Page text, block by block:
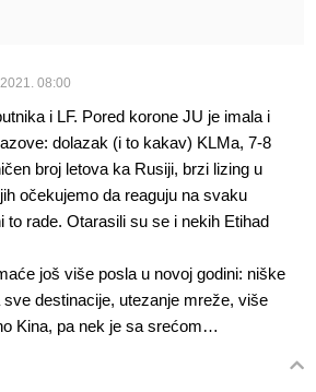
08:00
i LF. Pored korone JU je imala i
dolazak (i to kakav) KLMa, 7-8
broj letova ka Rusiji, brzi lizing u
očekujemo da reaguju na svaku
to rade. Otarasili su se i nekih Etihad
još više posla u novoj godini: niške
sve destinacije, utezanje mreže, više
Kina, pa nek je sa srećom…